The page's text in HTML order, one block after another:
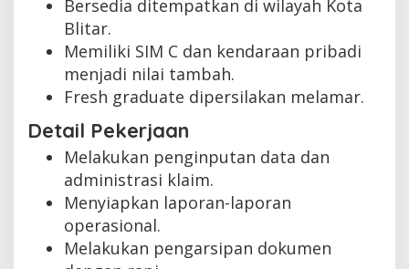
Bersedia ditempatkan di wilayah Kota
Blitar.
Memiliki SIM C dan kendaraan pribadi
menjadi nilai tambah.
Fresh graduate dipersilakan melamar.
Detail Pekerjaan
Melakukan penginputan data dan
administrasi klaim.
Menyiapkan laporan-laporan
operasional.
Melakukan pengarsipan dokumen